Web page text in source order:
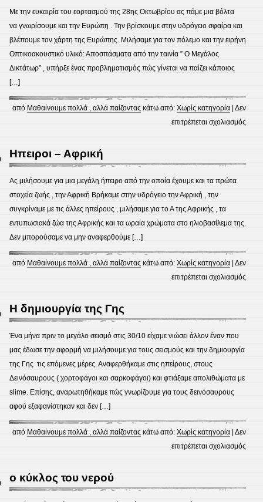
Με την ευκαιρία του εορτασμού της 28ης Οκτωβρίου ας πάμε μια βόλτα
να γνωρίσουμε και την Ευρώπη . Την βρίσκουμε στην υδρόγειο σφαίρα και
βλέπουμε τον χάρτη της Ευρώπης. Μιλήσαμε για τον πόλεμο και την ειρήνη
Οπτικοακουστικό υλικό: Αποσπάσματα από την ταινία ” Ο Μεγάλος
Δικτάτωρ” , υπήρξε ένας προβληματισμός πώς γίνεται να παίζει κάποιος
[…]
από Μαθαίνουμε πολλά , αλλά παίζοντας κάτω από:Χωρίς κατηγορία |Δεν
επιτρέπεται σχολιασμός
Ηπειροι – Αφρική
Ας μιλήσουμε για μια μεγάλη ήπειρο από την οποία έχουμε και τα πρώτα
στοχεία ζωής , την Αφρική Βρήκαμε στην υδρόγειο την Αφρική , την
συγκρίναμε με τις άλλες ηπείρους , μιλήσαμε για το Α της Αφρικής , τα
εντυπωσιακά ζώα της Αφρικής και τα ωραία χρώματα στο ηλιοβασίλεμα της.
Δεν μπορούσαμε να μην αναφερθούμε […]
από Μαθαίνουμε πολλά , αλλά παίζοντας κάτω από:Χωρίς κατηγορία |Δεν
επιτρέπεται σχολιασμός
Η δημιουργία της Γης
Ένα μήνα πριν το μεγάλο σεισμό στις 30/10 είχαμε νιώσει άλλον έναν που
μας έδωσε την αφορμή να μιλήσουμε για τους σεισμούς και την δημιουργία
της Γης τις επόμενες μέρες. Αναφερθήκαμε στις ηπείρους, στους
Δεινόσαυρους ( χορτοφάγοι και σαρκοφάγοι) και φτιάξαμε απολιθώματα με
slime. Επίσης, αναρωτηθήκαμε πώς γνωρίζουμε για τους δεινόσαυρους
αφού εξαφανίστηκαν και δεν […]
από Μαθαίνουμε πολλά , αλλά παίζοντας κάτω από:Χωρίς κατηγορία |Δεν
επιτρέπεται σχολιασμός
της
ο κύκλος του νερού